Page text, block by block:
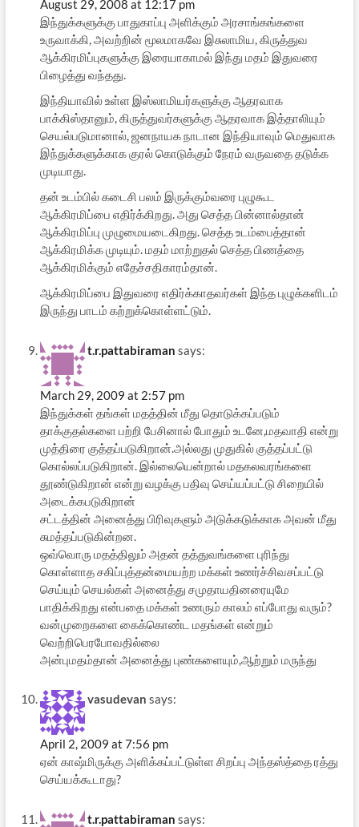
August 29, 2008 at 12:17 pm
இந்துக்களுக்கு பாதுகாப்பு அளிக்கும் அரசாங்கங்களை
உருவாக்கி, அவற்றின் மூலமாகவே இசுலாமிய, கிருத்துவ
ஆக்கிரமிப்புகளுக்கு இரையாகாமல் இந்து மதம் இதுவரை
பிழைத்து வந்தது.
இந்தியாவில் உள்ள இஸ்லாமியர்களுக்கு ஆதரவாக
பாக்கிஸ்தானும், கிருத்துவர்களுக்கு ஆதரவாக இத்தாலியும்
செயல்படுமானால், ஜனநாயக நாடான இந்தியாவும் மெதுவாக
இந்துக்களுக்காக குரல் கொடுக்கும் நேரம் வருவதை தடுக்க
முடியாது.
தன் உடம்பில் கடைசி பலம் இருக்கும்வரை புழுகூட
ஆக்கிரமிப்பை எதிர்க்கிறது. அது செத்த பின்னால்தான்
ஆக்கிரமிப்பு முழுமையடைகிறது. செத்த உடம்பைத்தான்
ஆக்கிரமிக்க முடியும். மதம் மாற்றுதல் செத்த பிணத்தை
ஆக்கிரமிக்கும் எதேச்சதிகாரம்தான்.
ஆக்கிரமிப்பை இதுவரை எதிர்க்காதவர்கள் இந்த புழுக்களிடம்
இருந்து பாடம் கற்றுக்கொள்ளட்டும்.
t.r.pattabiraman says:
March 29, 2009 at 2:57 pm
இந்துக்கள் தங்கள் மதத்தின் மீது தொடுக்கப்படும்
தாக்குதல்களை பற்றி பேசினால் போதும் உடனே,மதவாதி என்று
முத்திரை குத்தப்படுகிறான்.அல்லது முதுகில் குத்தப்பட்டு
கொல்லப்படுகிறான். இல்லையென்றால் மதகலவரங்களை
தூண்டுகிறான் என்று வழக்கு பதிவு செய்யப்பட்டு சிறையில்
அடைக்கபடுகிறான்
சட்டத்தின் அனைத்து பிரிவுகளும் அடுக்கடுக்காக அவன் மீது
சுமத்தப்படுகின்றன.
ஒவ்வொரு மதத்திலும் அதன் தத்துவங்களை புரிந்து
கொள்ளாத சகிப்புத்தன்மையற்ற மக்கள் உணர்ச்சிவசப்பட்டு
செய்யும் செயல்கள் அனைத்து சமுதாயதினரையுமே
பாதிக்கிறது என்பதை மக்கள் உணரும் காலம் எப்போது வரும்?
வன்முறைகளை கைக்கொண்ட மதங்கள் என்றும்
வெற்றிபெரபோவதில்லை
அன்புமதம்தான் அனைத்து புண்களையும்,ஆற்றும் மருந்து
vasudevan says:
April 2, 2009 at 7:56 pm
ஏன் காஷ்மிருக்கு அளிக்கப்பட்டுள்ள சிறப்பு அந்தஸ்த்தை ரத்து
செய்யக்கூடாது?
t.r.pattabiraman says: